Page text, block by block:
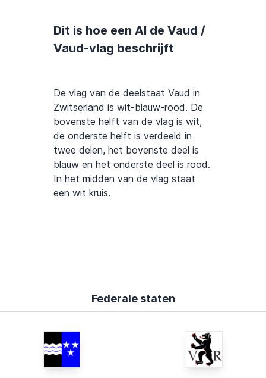
Dit is hoe een AI de Vaud /
Vaud-vlag beschrijft
De vlag van de deelstaat Vaud in
Zwitserland is wit-blauw-rood. De
bovenste helft van de vlag is wit,
de onderste helft is verdeeld in
twee delen, het bovenste deel is
blauw en het onderste deel is rood.
In het midden van de vlag staat
een wit kruis.
Federale staten